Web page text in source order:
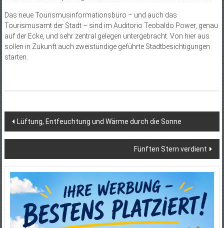
Das neue Tourismusinformationsbüro – und auch das
Tourismusamt der Stadt – sind im Auditorio Teobaldo Power, genau
auf der Ecke, und sehr zentral gelegen untergebracht. Von hier aus
sollen in Zukunft auch zweistündige geführte Stadtbesichtigungen
starten.
Beitragsnavigation
Lüftung, Entfeuchtung und Wärme durch die Sonne
Fünften Stern verdient